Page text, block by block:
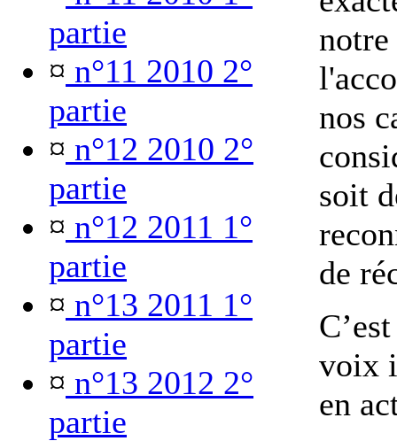
partie
¤ n°11 2010 2°
partie
¤ n°12 2010 2°
partie
¤ n°12 2011 1°
partie
¤ n°13 2011 1°
partie
¤ n°13 2012 2°
partie
nos
soit
de
voix
en